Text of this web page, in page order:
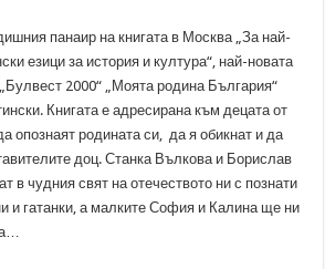
панаир на книгата в Москва „За най-
езици за история и култура“, най-новата
2000“ „Моята родина България“
Книгата е адресирана към децата от
опознаят родината си, да я обикнат и да
доц. Станка Вълкова и Борислав
в чудния свят на отечеството ни с познати
и гатанки, а малките София и Калина ще ни